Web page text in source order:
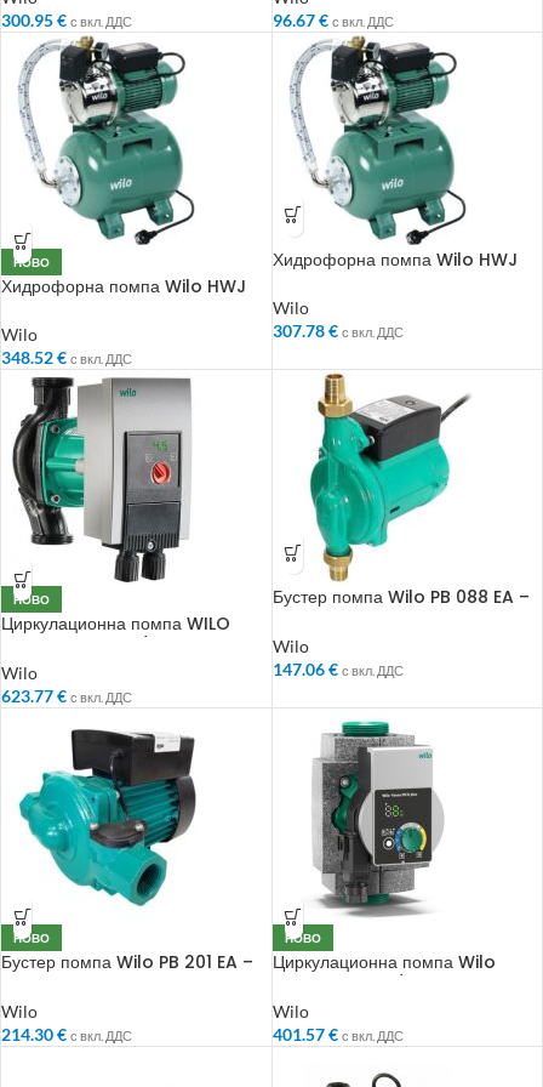
300.95€ с вкл. ДДС
96.67€ с вкл. ДДС
НОВО
Хидрофорна помпа Wilo HWJ
Wilo
348.52€ с вкл. ДДС
Хидрофорна помпа Wilo HWJ
Wilo
307.78€ с вкл. ДДС
НОВО
Циркулационна помпа WILO
Wilo
623.77€ с вкл. ДДС
Бустер помпа Wilo PB 088 EA –
налягане
Wilo
147.06€ с вкл. ДДС
НОВО
Бустер помпа Wilo PB 201 EA –
налягане
Wilo
214.30€ с вкл. ДДС
НОВО
Циркулационна помпа Wilo
Wilo
401.57€ с вкл. ДДС